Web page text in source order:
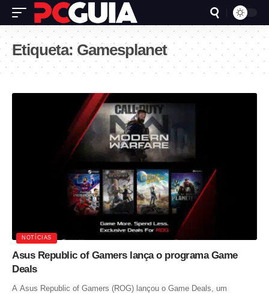
Etiqueta: Gamesplanet
NOTÍCIAS
Asus Republic of Gamers lança o programa Game
Deals
A Asus Republic of Gamers (ROG) lançou o Game Deals, um